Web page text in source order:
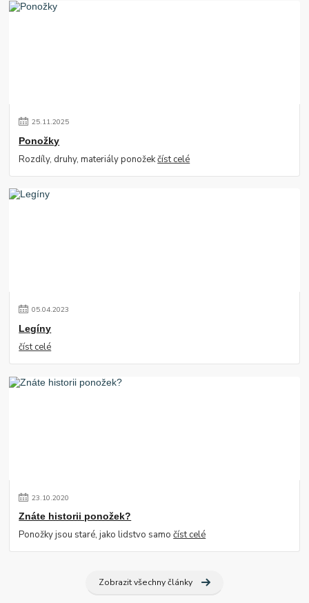
25.11.2025
Ponožky
Rozdíly, druhy, materiály ponožekčíst celé
05.04.2023
Legíny
číst celé
23.10.2020
Znáte historii ponožek?
Ponožky jsou staré, jako lidstvo samočíst celé
Zobrazit všechny články